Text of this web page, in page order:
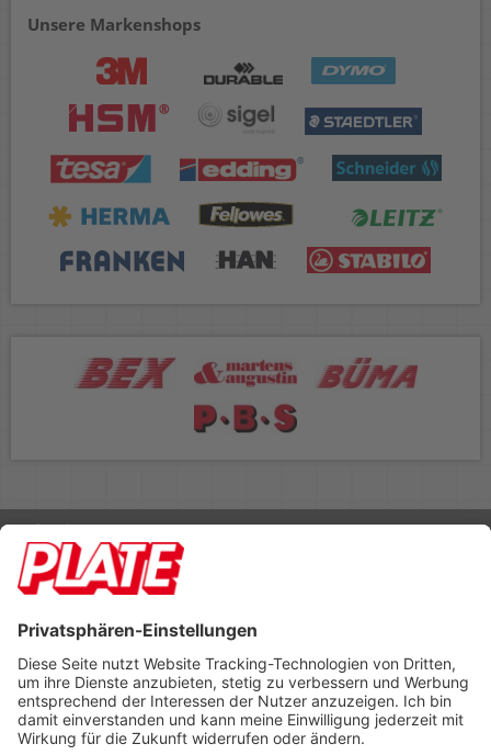
Unsere Markenshops
Rufen Sie uns an 04298 401-0
Lieferbedingungen Impressum
Footer anzeigen
PLATE Büromaterial Vertriebs GmbH
Hilligenwarf 5